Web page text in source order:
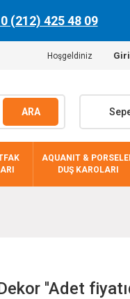
(212) 425 48 09
Hoşgeldiniz
ARA
AQUANIT &
DUŞ KAROLARI
''Adet